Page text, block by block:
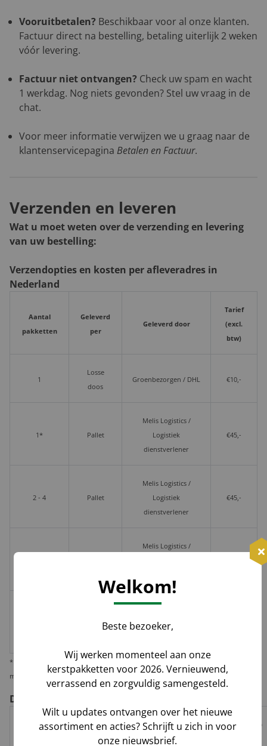
Vooruitbetalen? Beschikbaar voor al onze klanten.
Factuur direct na bestelling, betaling uiterlijk 2 weken
vóór levering.
Factuur niet ontvangen? Check uw spam en wacht
1 werkdag. Nog niets gevonden? Stel uw vraag in de
chat.
Voor meer informatie verwijzen we u graag naar de
klantenservicepagina Betalen en Factuur.
Verzenden en leveren
Wat u moet weten over de verzending en levering
van uw bestelling:
Verzendopties en kosten per afleveradres in
Nederland
Aantal
pakketten
Geleverd
per
Geleverd door
Tarief
(excl.
btw)
1
Losse
doos
Groenbezorgen / DHL €10,-
1* Pallet
Melis Logistics /
Logistiek
dienstverlener
€45,-
2 - 4 Pallet
Melis Logistics /
Logistiek
dienstverlener
€45,-
Melis Logistics /
doos
Groenbezorgen / DHL
* Wij verzenden 1 kerstpakket standaard per pakketdienst, maar bieden u de
mogelijkheid deze per pallet te laten leveren i.v.m. veiligheid en zekerheid.
De voor- en nadelen per verzendoptie
Track
Garantie
Risico op
Welkom!
Beste bezoeker,
Wij werken momenteel aan onze
kerstpakketten voor 2026. Vernieuwend,
verrassend en zorgvuldig samengesteld.
Wilt u updates ontvangen over het nieuwe
assortiment en acties? Schrijft u zich in voor
onze nieuwsbrief.